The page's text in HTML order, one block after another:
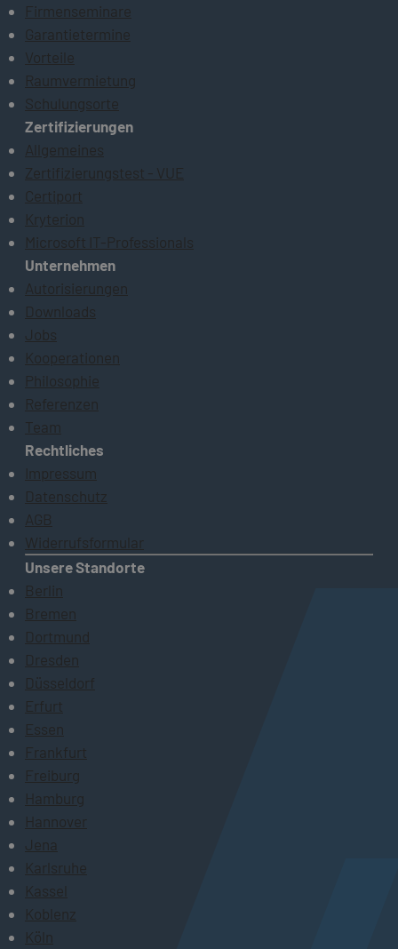
Firmenseminare
Garantietermine
Vorteile
Raumvermietung
Schulungsorte
Zertifizierungen
Allgemeines
Zertifizierungstest - VUE
Certiport
Kryterion
Microsoft IT-Professionals
Unternehmen
Autorisierungen
Downloads
Jobs
Kooperationen
Philosophie
Referenzen
Team
Rechtliches
Impressum
Datenschutz
AGB
Widerrufsformular
Unsere Standorte
Berlin
Bremen
Dortmund
Dresden
Düsseldorf
Erfurt
Essen
Frankfurt
Freiburg
Hamburg
Hannover
Jena
Karlsruhe
Kassel
Koblenz
Köln